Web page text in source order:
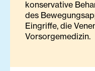
konservative
des
Eingriffe, die
Vorsorgemedizin.